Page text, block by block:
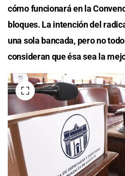
cómo funcionará en la
bloques. La intención del
una sola bancada, pero no
consideran que ésa sea la